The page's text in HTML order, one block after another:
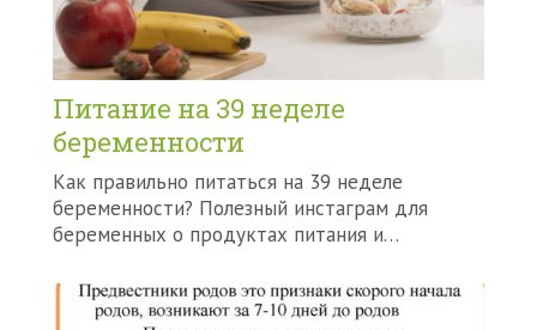
Питание на 39 неделе
беременности
Как правильно питаться на 39 неделе
беременности? Полезный инстаграм для
беременных о продуктах питания и…